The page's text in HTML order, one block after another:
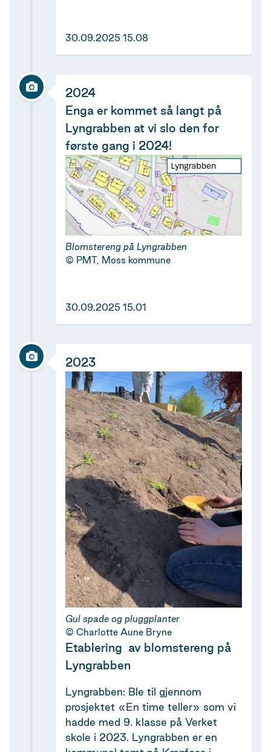
30.09.2025 15.08
2024
Enga er kommet så langt på
Lyngrabben at vi slo den for
første gang i 2024!
Blomstereng på Lyngrabben
PMT, Moss kommune
30.09.2025 15.01
2023
Gul spade og pluggplanter
Charlotte Aune Bryne
Etablering av blomstereng på
Lyngrabben
Lyngrabben: Ble til gjennom
prosjektet «En time teller» som vi
hadde med 9. klasse på Verket
skole i 2023. Lyngrabben er en